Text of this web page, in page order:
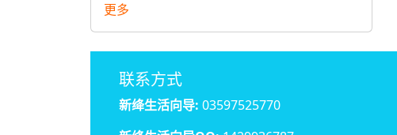
更多
联系方式
新绛生活向导: 03597525770